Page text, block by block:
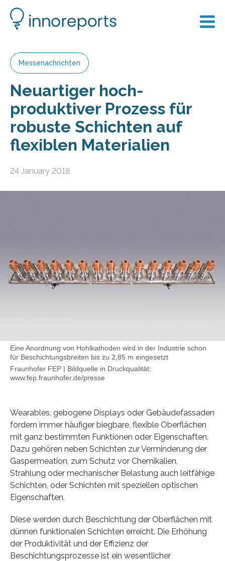
Messenachrichten
Neuartiger hoch-
produktiver Prozess für
robuste Schichten auf
flexiblen Materialien
24 January 2018
Eine Anordnung von Hohlkathoden wird in der Industrie schon
für Beschichtungsbreiten bis zu 2,85 m eingesetzt
Fraunhofer FEP | Bildquelle in Druckqualität:
www.fep.fraunhofer.de/presse
Wearables, gebogene Displays oder Gebäudefassaden
fordern immer häufiger biegbare, flexible Oberflächen
mit ganz bestimmten Funktionen oder Eigenschaften.
Dazu gehören neben Schichten zur Verminderung der
Gaspermeation, zum Schutz vor Chemikalien,
Strahlung oder mechanischer Belastung auch leitfähige
Schichten, oder Schichten mit speziellen optischen
Eigenschaften.
Diese werden durch Beschichtung der Oberflächen mit
dünnen funktionalen Schichten erreicht. Die Erhöhung
der Produktivität und der Effizienz der
Beschichtungsprozesse ist ein wesentlicher